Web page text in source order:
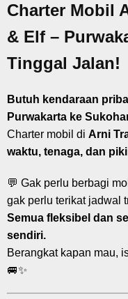
Charter Mobil
& Elf –
Tinggal Jalan!
Butuh kendaraan
Purwakarta ke
Charter mobil di Arni
waktu, tenaga, dan
💬 Gak perlu berbagi
gak perlu terikat jadwal
Semua fleksibel dan
sendiri.
Berangkat kapan mau,
🚐✨